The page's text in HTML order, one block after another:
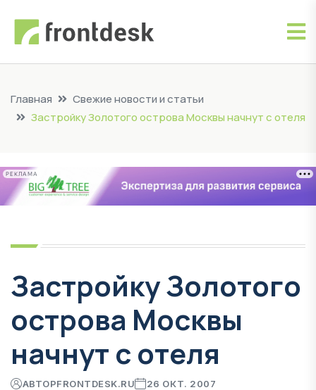
Главная
Свежие новости и статьи
Застройку Золотого острова Москвы начнут с отеля
РЕКЛАМА
Застройку Золотого
острова Москвы
начнут с отеля
АВТОРFRONTDESK.RU 26 ОКТ. 2007